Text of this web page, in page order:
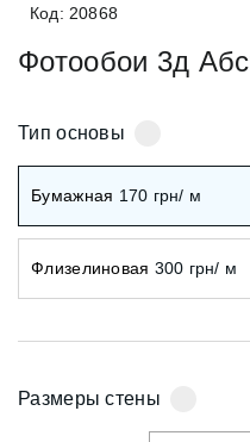
Код: 20868
Фотообои 3д
Тип основы
Бумажная 170 грн/ м
Флизелиновая 300 грн/ м
Размеры стены